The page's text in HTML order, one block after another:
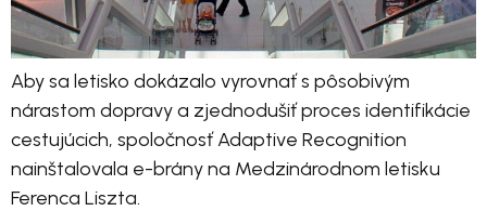
Aby sa letisko dokázalo vyrovnať s pôsobivým
nárastom dopravy a zjednodušiť proces identifikácie
cestujúcich, spoločnosť Adaptive Recognition
nainštalovala e-brány na Medzinárodnom letisku
Ferenca Liszta.